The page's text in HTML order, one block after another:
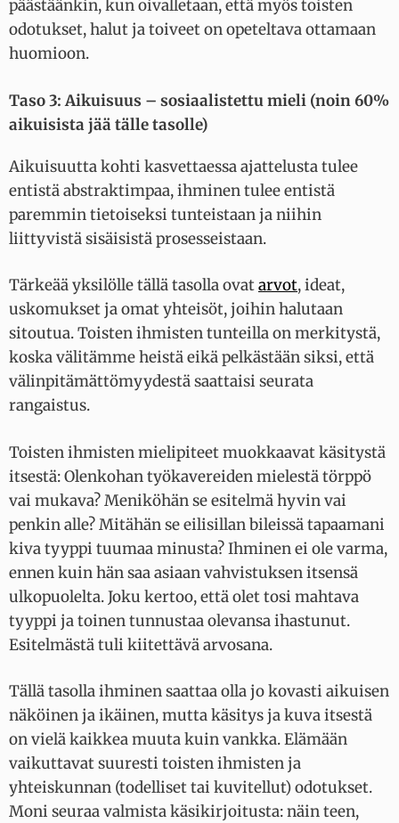
päästäänkin, kun oivalletaan, että myös toisten
odotukset, halut ja toiveet on opeteltava ottamaan
huomioon.
Taso 3: Aikuisuus – sosiaalistettu mieli (noin 60%
aikuisista jää tälle tasolle)
Aikuisuutta kohti kasvettaessa ajattelusta tulee
entistä abstraktimpaa, ihminen tulee entistä
paremmin tietoiseksi tunteistaan ja niihin
liittyvistä sisäisistä prosesseistaan.
Tärkeää yksilölle tällä tasolla ovatarvot, ideat,
uskomukset ja omat yhteisöt, joihin halutaan
sitoutua. Toisten ihmisten tunteilla on merkitystä,
koska välitämme heistä eikä pelkästään siksi, että
välinpitämättömyydestä saattaisi seurata
rangaistus.
Toisten ihmisten mielipiteet muokkaavat käsitystä
itsestä: Olenkohan työkavereiden mielestä törppö
vai mukava? Meniköhän se esitelmä hyvin vai
penkin alle? Mitähän se eilisillan bileissä tapaamani
kiva tyyppi tuumaa minusta? Ihminen ei ole varma,
ennen kuin hän saa asiaan vahvistuksen itsensä
ulkopuolelta. Joku kertoo, että olet tosi mahtava
tyyppi ja toinen tunnustaa olevansa ihastunut.
Esitelmästä tuli kiitettävä arvosana.
Tällä tasolla ihminen saattaa olla jo kovasti aikuisen
näköinen ja ikäinen, mutta käsitys ja kuva itsestä
on vielä kaikkea muuta kuin vankka. Elämään
vaikuttavat suuresti toisten ihmisten ja
yhteiskunnan (todelliset tai kuvitellut) odotukset.
Moni seuraa valmista käsikirjoitusta: näin teen,